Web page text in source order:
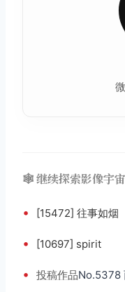
🕸️ 继续探索影像宇宙
• [15472] 往事如烟
• [10697] spirit
• 投稿作品No.5378